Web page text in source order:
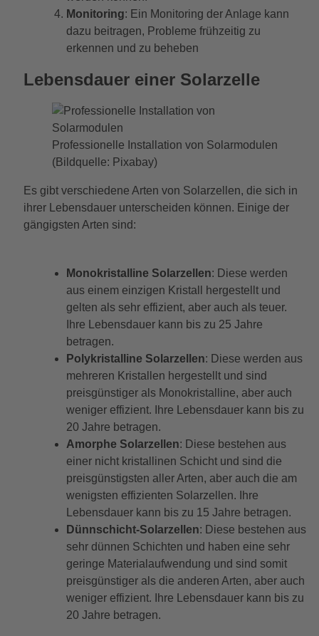
Monitoring: Ein Monitoring der Anlage kann
dazu beitragen, Probleme frühzeitig zu
erkennen und zu beheben
Lebensdauer einer Solarzelle
Professionelle Installation von Solarmodulen
(Bildquelle: Pixabay)
Es gibt verschiedene Arten von Solarzellen, die sich in
ihrer Lebensdauer unterscheiden können. Einige der
gängigsten Arten sind:
Monokristalline Solarzellen: Diese werden
aus einem einzigen Kristall hergestellt und
gelten als sehr effizient, aber auch als teuer.
Ihre Lebensdauer kann bis zu 25 Jahre
betragen.
Polykristalline Solarzellen: Diese werden aus
mehreren Kristallen hergestellt und sind
preisgünstiger als Monokristalline, aber auch
weniger effizient. Ihre Lebensdauer kann bis zu
20 Jahre betragen.
Amorphe Solarzellen: Diese bestehen aus
einer nicht kristallinen Schicht und sind die
preisgünstigsten aller Arten, aber auch die am
wenigsten effizienten Solarzellen. Ihre
Lebensdauer kann bis zu 15 Jahre betragen.
Dünnschicht-Solarzellen: Diese bestehen aus
sehr dünnen Schichten und haben eine sehr
geringe Materialaufwendung und sind somit
preisgünstiger als die anderen Arten, aber auch
weniger effizient. Ihre Lebensdauer kann bis zu
20 Jahre betragen.